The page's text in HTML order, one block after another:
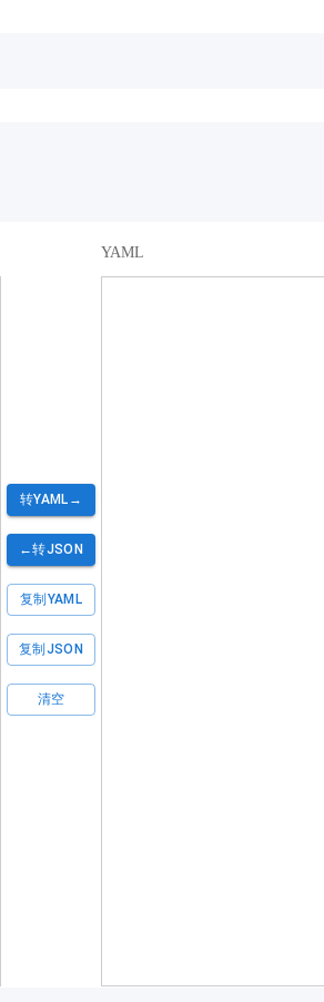
转YAML→
←转JSON
复制YAML
复制JSON
清空
YAML